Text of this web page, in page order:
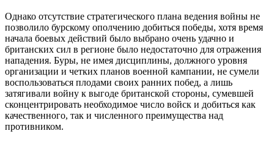
Однако отсутствие стратегического плана ведения войны не
позволило бурскому ополчению добиться победы, хотя время
начала боевых действий было выбрано очень удачно и
британских сил в регионе было недостаточно для отражения
нападения. Буры, не имея дисциплины, должного уровня
организации и четких планов военной кампании, не сумели
воспользоваться плодами своих ранних побед, а лишь
затягивали войну к выгоде британской стороны, сумевшей
сконцентрировать необходимое число войск и добиться как
качественного, так и численного преимущества над
противником.